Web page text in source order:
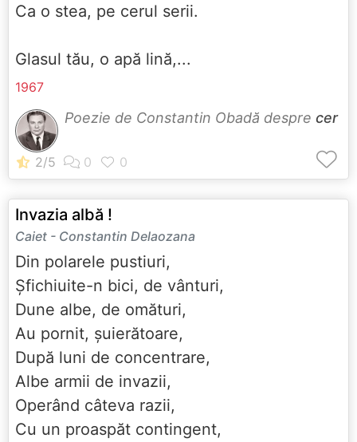
Ca o stea, pe cerul serii.
Glasul tău, o apă lină,...
1967
Poezie de Constantin Obadă despre cer
Invazia albă !
Caiet - Constantin Delaozana
Din polarele pustiuri,
Șfichiuite-n bici, de vânturi,
Dune albe, de omături,
Au pornit, șuierătoare,
După luni de concentrare,
Albe armii de invazii,
Operând câteva razii,
Cu un proaspăt contingent,